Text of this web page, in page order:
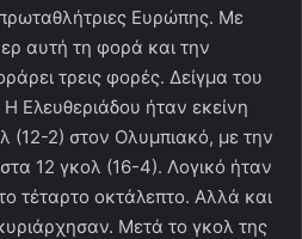
Ευρώπης. Με
αυτή τη φορά και την
τρεις φορές. Δείγμα του
Ελευθεριάδου ήταν εκείνη
(12-2) στον Ολυμπιακό, με την
12 γκολ (16-4). Λογικό ήταν
τέταρτο οκτάλεπτο. Αλλά και
Μετά το γκολ της